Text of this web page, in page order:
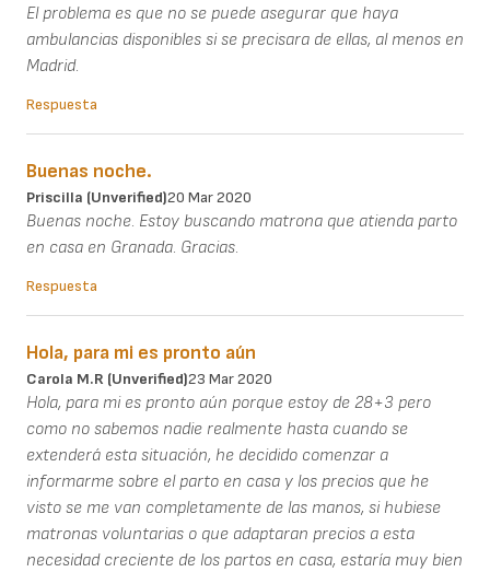
El problema es que no se puede asegurar que haya
ambulancias disponibles si se precisara de ellas, al menos en
Madrid.
Respuesta
Buenas noche.
Priscilla (unverified)20 Mar 2020
Buenas noche. Estoy buscando matrona que atienda parto
en casa en Granada. Gracias.
Respuesta
Hola, para mi es pronto aún
Carola M.R (unverified)23 Mar 2020
Hola, para mi es pronto aún porque estoy de 28+3 pero
como no sabemos nadie realmente hasta cuando se
extenderá esta situación, he decidido comenzar a
informarme sobre el parto en casa y los precios que he
visto se me van completamente de las manos, si hubiese
matronas voluntarias o que adaptaran precios a esta
necesidad creciente de los partos en casa, estaría muy bien